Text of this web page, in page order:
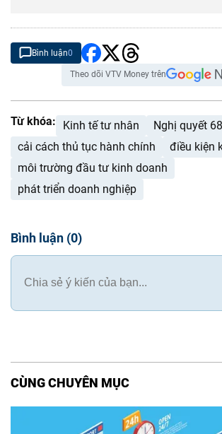
Bình luận0
Theo dõi VTV Money trên
Từ khóa: Kinh tế tư nhân
Nghị quyết
cải cách thủ tục hành chính
điều kiện
môi trường đầu tư kinh doanh
phát triển doanh nghiệp
Bình luận (0)
CÙNG CHUYÊN MỤC